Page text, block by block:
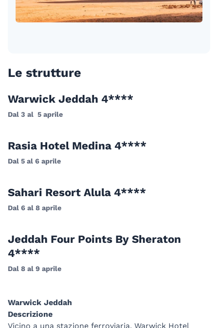
Le strutture
Warwick Jeddah 4****
Dal 3 al 5 aprile
Rasia Hotel Medina 4****
Dal 5 al 6 aprile
Sahari Resort Alula 4****
Dal 6 al 8 aprile
Jeddah Four Points By Sheraton
4****
Dal 8 al 9 aprile
Warwick Jeddah
Descrizione
Vicino a una stazione ferroviaria, Warwick Hotel